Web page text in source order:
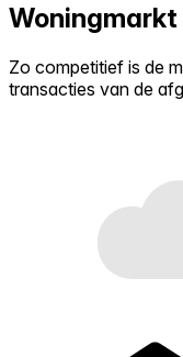
Woningmarkt
Zo competitief is de
transacties van de